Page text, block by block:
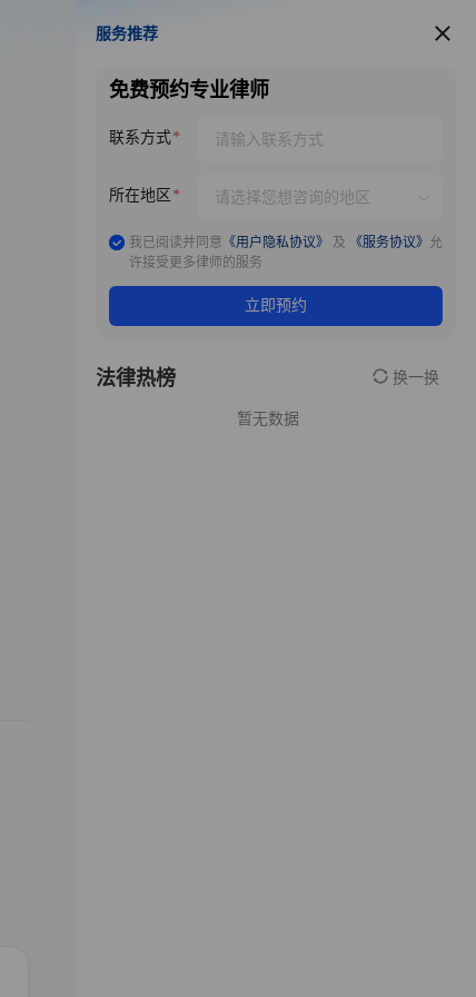
服务推荐
服务推荐
免费预约专业律师
联系方式
所在地区
我已阅读并同意 《用户隐私协议》 及 《服务协议》 允
许接受更多律师的服务
立即预约
法律热榜 换一换
暂无数据